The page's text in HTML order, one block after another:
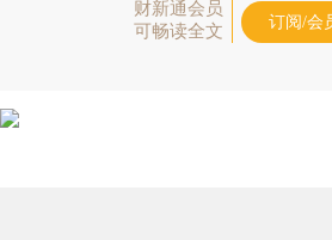
财新通会员
可畅读全文
订阅/会